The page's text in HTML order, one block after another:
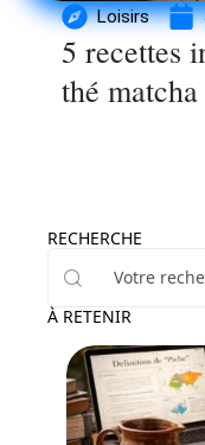
Loisirs
5 recettes
thé
RECHERCHE
À RETENIR